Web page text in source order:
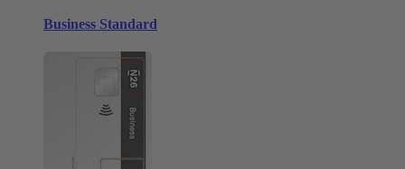
Business Standard